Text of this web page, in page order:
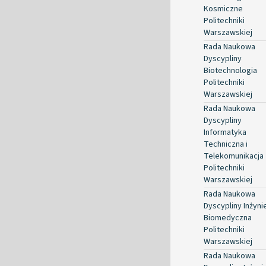
Kosmiczne
Politechniki
Warszawskiej
Rada Naukowa
Dyscypliny
Biotechnologia
Politechniki
Warszawskiej
Rada Naukowa
Dyscypliny
Informatyka
Techniczna i
Telekomunikacja
Politechniki
Warszawskiej
Rada Naukowa
Dyscypliny
Biomedyczna
Politechniki
Warszawskiej
Rada Naukowa